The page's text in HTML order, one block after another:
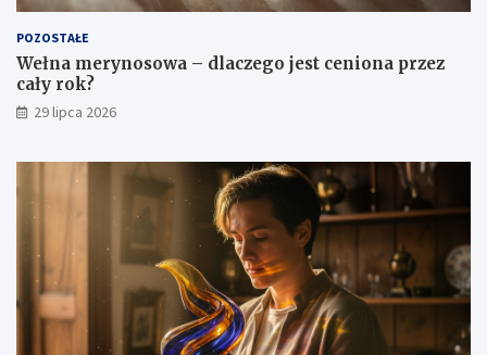
POZOSTAŁE
Wełna merynosowa – dlaczego jest ceniona przez
cały rok?
29 lipca 2026